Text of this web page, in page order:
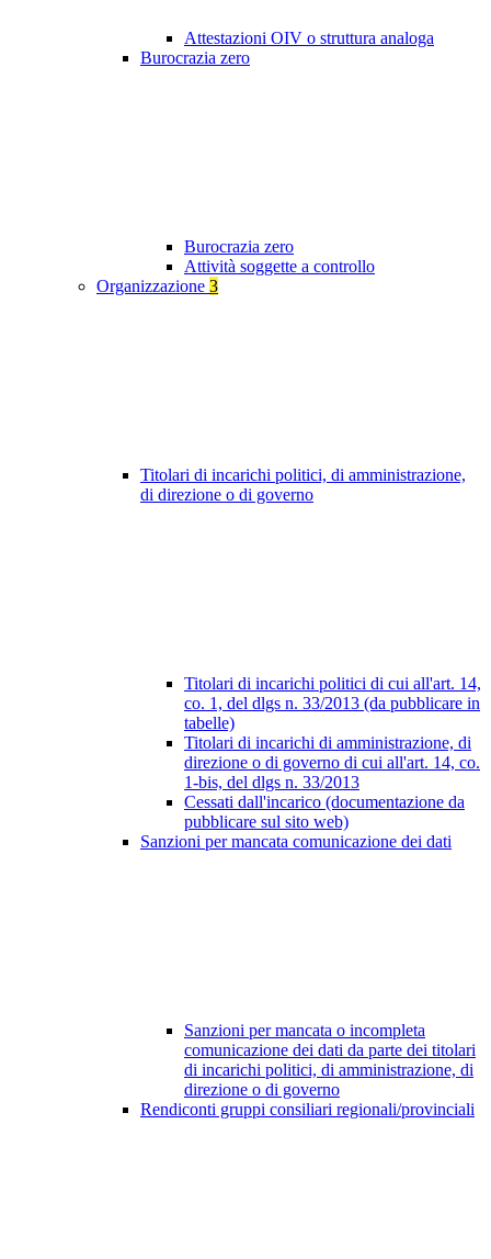
Attestazioni OIV o struttura analoga
Burocrazia zero
Burocrazia zero
Attività soggette a controllo
Organizzazione 3
Titolari di incarichi politici, di amministrazione,
di direzione o di governo
Titolari di incarichi politici di cui all'art. 14,
co. 1, del dlgs n. 33/2013 (da pubblicare in
tabelle)
Titolari di incarichi di amministrazione, di
direzione o di governo di cui all'art. 14, co.
1-bis, del dlgs n. 33/2013
Cessati dall'incarico (documentazione da
pubblicare sul sito web)
Sanzioni per mancata comunicazione dei dati
Sanzioni per mancata o incompleta
comunicazione dei dati da parte dei titolari
di incarichi politici, di amministrazione, di
direzione o di governo
Rendiconti gruppi consiliari regionali/provinciali